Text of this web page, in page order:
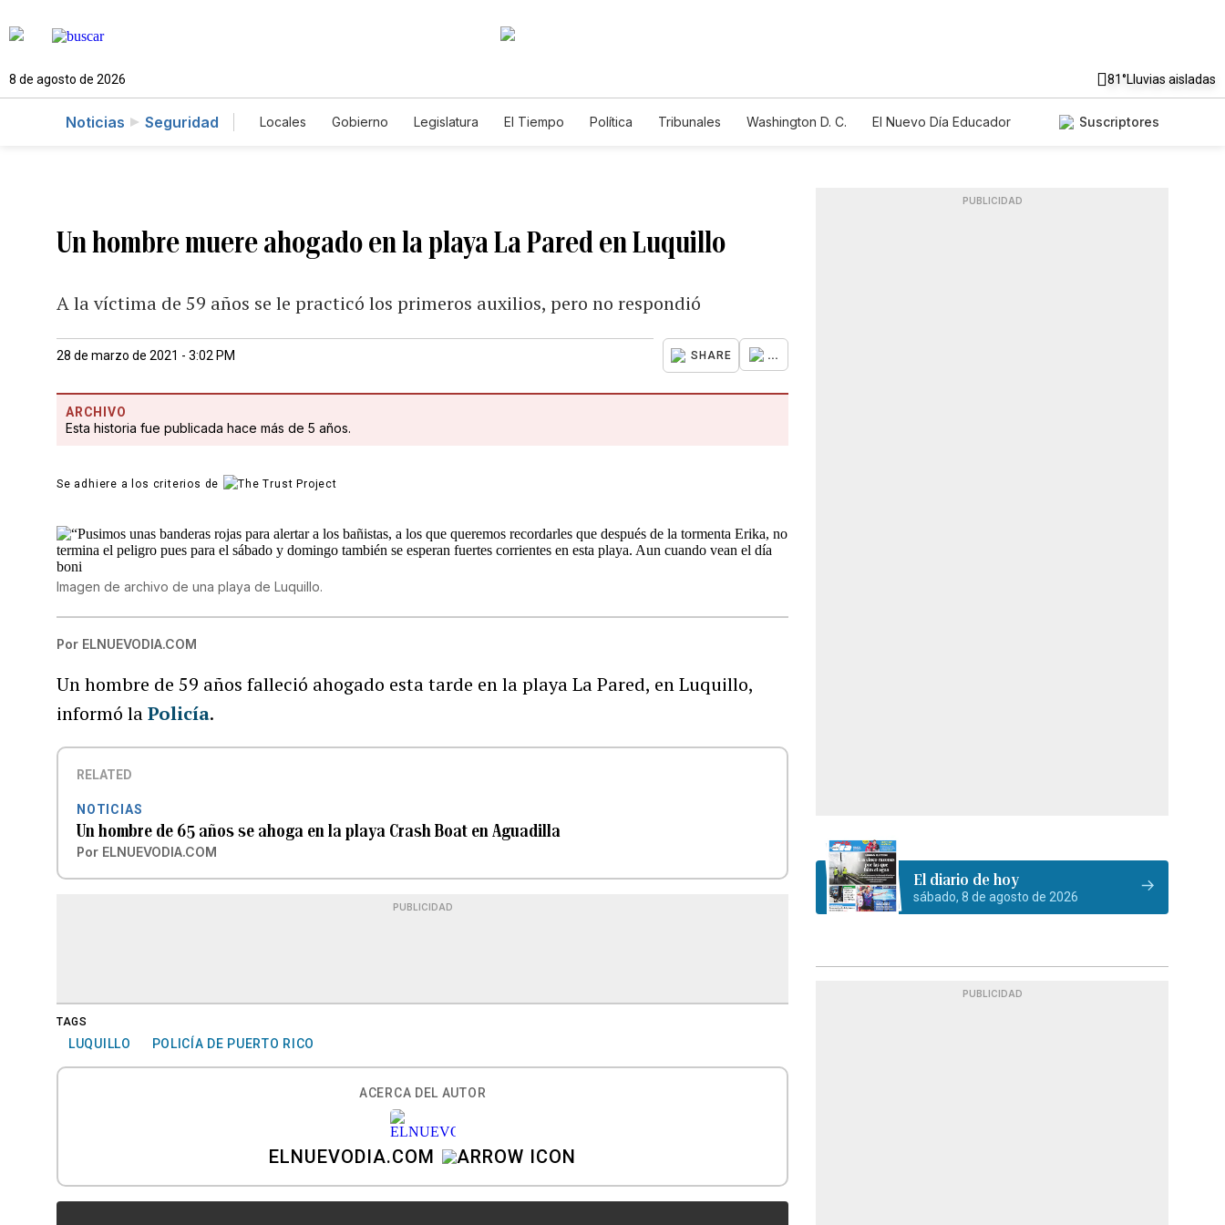
8 de agosto de 2026 81°Lluvias aisladas
Noticias Seguridad Locales Gobierno Legislatura El Tiempo Política Tribunales Washington D. C.
El Nuevo Día Educador
Suscriptores
Un hombre muere ahogado en la playa La Pared en Luquillo
A la víctima de 59 años se le practicó los primeros auxilios, pero no respondió
28 de marzo de 2021 - 3:02 PM SHARE ...
ARCHIVO
Esta historia fue publicada hace más de 5 años.
Se adhiere a los criterios de
Imagen de archivo de una playa de Luquillo.
Por ELNUEVODIA.COM
Un hombre de 59 años falleció ahogado esta tarde en la playa La Pared, en Luquillo,
informó laPolicía.
RELATED
NOTICIAS
Un hombre de 65 años se ahoga en la playa Crash Boat en Aguadilla
Por ELNUEVODIA.COM
PUBLICIDAD
TAGS
LUQUILLO POLICÍA DE PUERTO RICO
ACERCA DEL AUTOR
ELNUEVODIA.COM
PUBLICIDAD
El diario de hoy
sábado, 8 de agosto de 2026
PUBLICIDAD